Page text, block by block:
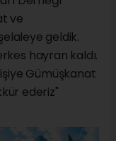
ve
geldik.
hayran kaldı.
Gümüşkanat
ederiz"